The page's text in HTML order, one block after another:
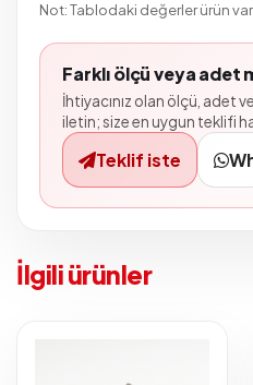
Not: Tablodaki değerler ürün
Farklı ölçü veya adet
İhtiyacınız olan ölçü, adet
iletin; size en uygun teklifi
Teklif iste
İlgili ürünler